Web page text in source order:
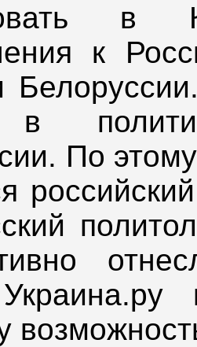
в
к
в
По